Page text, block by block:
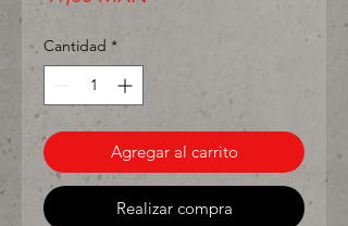
Cantidad *
Agregar al carrito
Realizar compra